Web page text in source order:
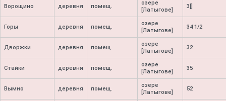
Ворощино деревня помещ.
озере
[Латыгове]
3[]
Горы деревня помещ.
озере
[Латыгове]
34 1/2
Дворжки деревня помещ.
озере
[Латыгове]
32
Стайки деревня помещ.
озере
[Латыгове]
35
Вымно деревня помещ.
озере
[Латыгове]
52